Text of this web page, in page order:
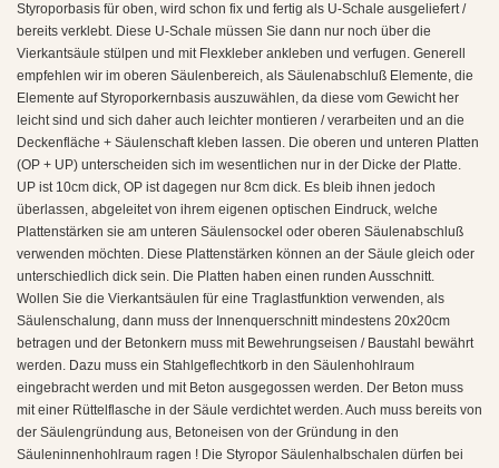
Styroporbasis für oben, wird schon fix und fertig als U-Schale ausgeliefert /
bereits verklebt. Diese U-Schale müssen Sie dann nur noch über die
Vierkantsäule stülpen und mit Flexkleber ankleben und verfugen. Generell
empfehlen wir im oberen Säulenbereich, als Säulenabschluß Elemente, die
Elemente auf Styroporkernbasis auszuwählen, da diese vom Gewicht her
leicht sind und sich daher auch leichter montieren / verarbeiten und an die
Deckenfläche + Säulenschaft kleben lassen. Die oberen und unteren Platten
(OP + UP) unterscheiden sich im wesentlichen nur in der Dicke der Platte.
UP ist 10cm dick, OP ist dagegen nur 8cm dick. Es bleib ihnen jedoch
überlassen, abgeleitet von ihrem eigenen optischen Eindruck, welche
Plattenstärken sie am unteren Säulensockel oder oberen Säulenabschluß
verwenden möchten. Diese Plattenstärken können an der Säule gleich oder
unterschiedlich dick sein. Die Platten haben einen runden Ausschnitt.
Wollen Sie die Vierkantsäulen für eine Traglastfunktion verwenden, als
Säulenschalung, dann muss der Innenquerschnitt mindestens 20x20cm
betragen und der Betonkern muss mit Bewehrungseisen / Baustahl bewährt
werden. Dazu muss ein Stahlgeflechtkorb in den Säulenhohlraum
eingebracht werden und mit Beton ausgegossen werden. Der Beton muss
mit einer Rüttelflasche in der Säule verdichtet werden. Auch muss bereits von
der Säulengründung aus, Betoneisen von der Gründung in den
Säuleninnenhohlraum ragen ! Die Styropor Säulenhalbschalen dürfen bei